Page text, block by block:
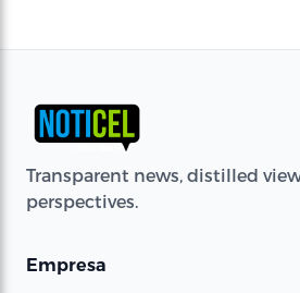
Transparent news, distilled
perspectives.
Empresa